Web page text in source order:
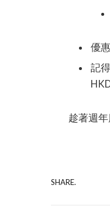
優
記
趁著週
SHARE.